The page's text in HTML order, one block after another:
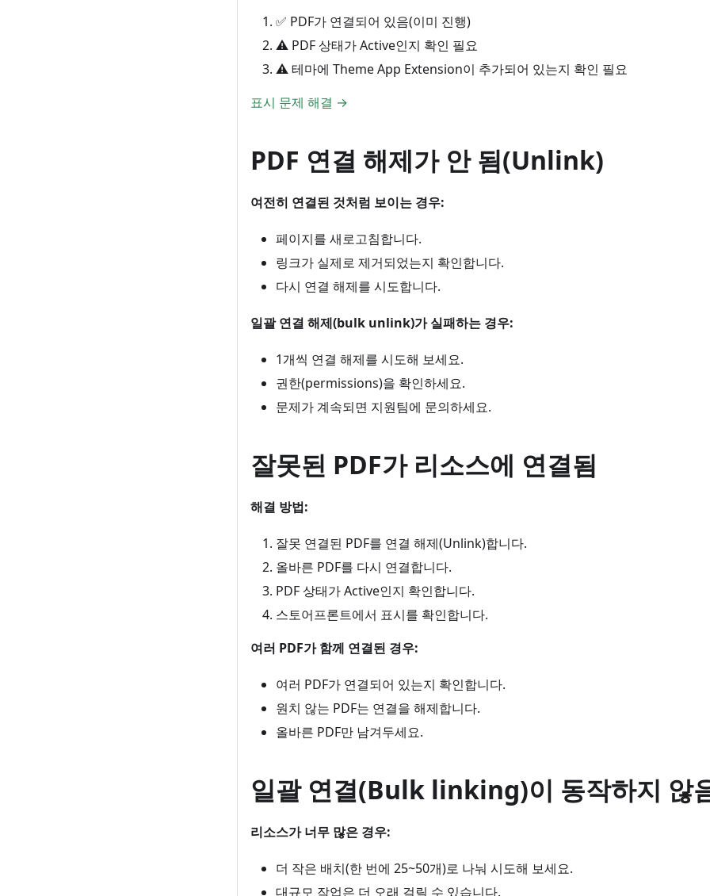
✅ PDF가 연결되어 있음(이미 진행)
⚠️ PDF 상태가 Active인지 확인 필요
⚠️ 테마에 Theme App Extension이 추가되어 있는지 확인 필요
표시 문제 해결 →
PDF 연결 해제가 안 됨(Unlink)
여전히 연결된 것처럼 보이는 경우:
페이지를 새로고침합니다.
링크가 실제로 제거되었는지 확인합니다.
다시 연결 해제를 시도합니다.
일괄 연결 해제(bulk unlink)가 실패하는 경우:
1개씩 연결 해제를 시도해 보세요.
권한(permissions)을 확인하세요.
문제가 계속되면 지원팀에 문의하세요.
잘못된 PDF가 리소스에 연결됨
해결 방법:
잘못 연결된 PDF를 연결 해제(Unlink)합니다.
올바른 PDF를 다시 연결합니다.
PDF 상태가 Active인지 확인합니다.
스토어프론트에서 표시를 확인합니다.
여러 PDF가 함께 연결된 경우:
여러 PDF가 연결되어 있는지 확인합니다.
원치 않는 PDF는 연결을 해제합니다.
올바른 PDF만 남겨두세요.
일괄 연결(Bulk linking)이 동작하지 않
리소스가 너무 많은 경우:
더 작은 배치(한 번에 25~50개)로 나눠 시도해 보세요.
대규모 작업은 더 오래 걸릴 수 있습니다.